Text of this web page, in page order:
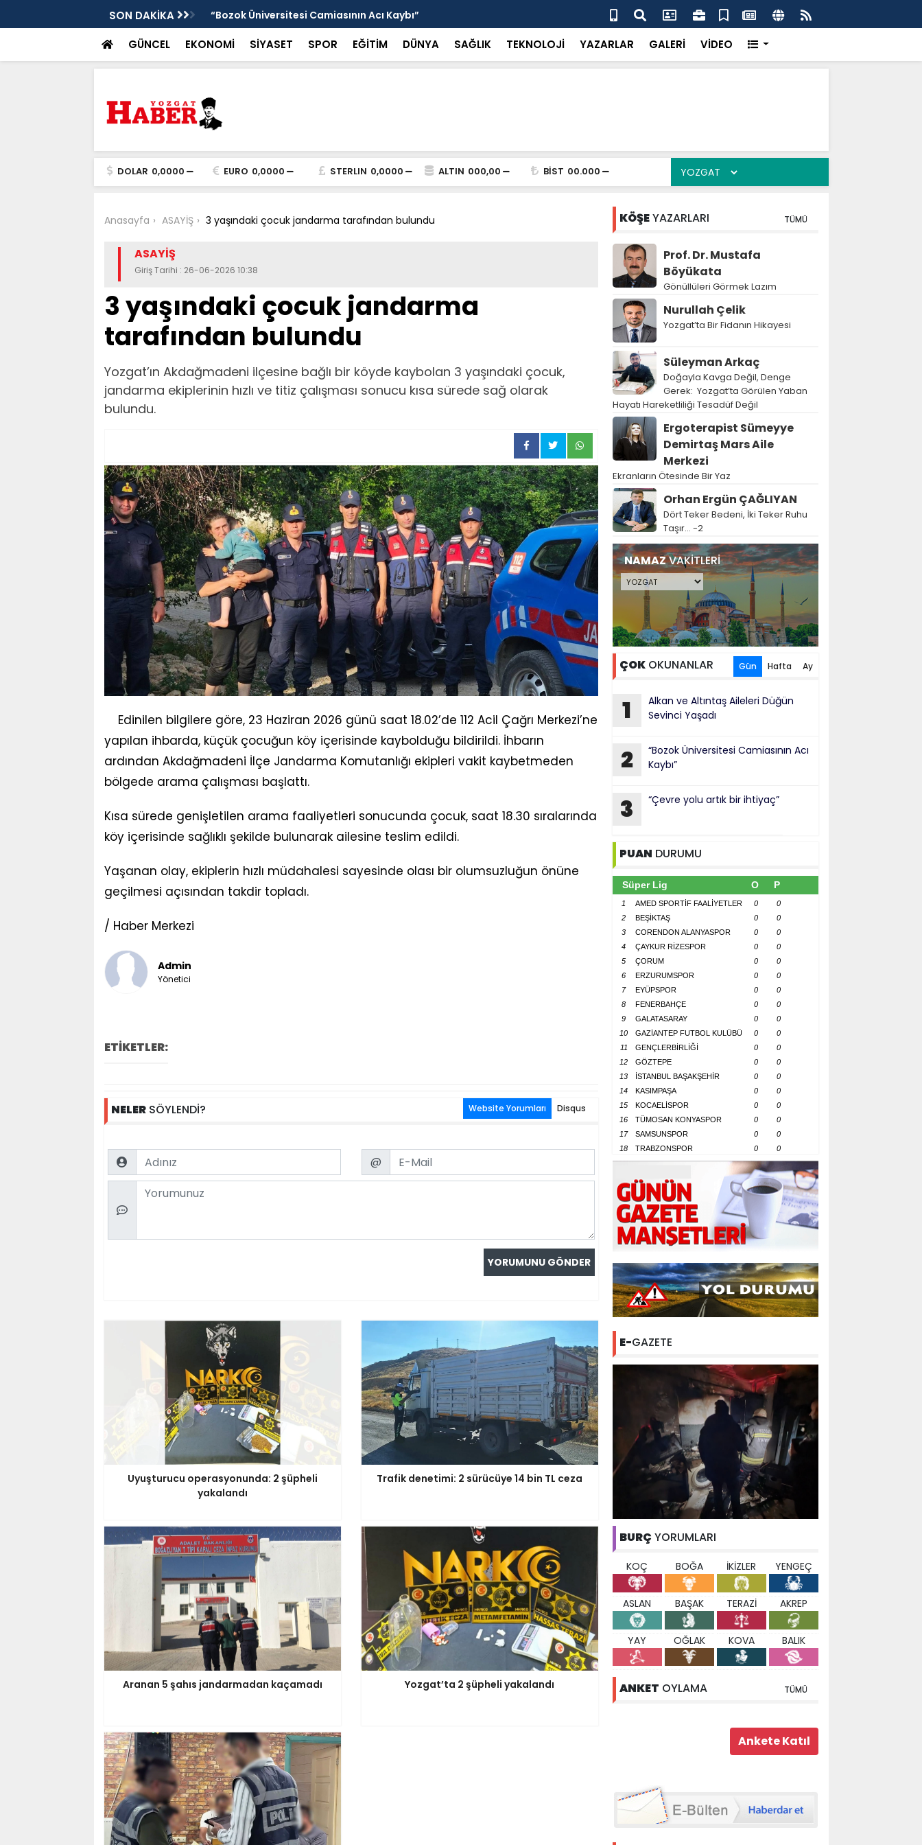
SON DAKİKA “Bozok Üniversitesi Camiasının Acı Kaybı” Alkan ve Altıntaş Aileleri Düğün Sevinci Yaşadı
GÜNCEL EKONOMİ SİYASET SPOR EĞİTİM DÜNYA SAĞLIK TEKNOLOJİ YAZARLAR GALERİ VİDEO
DOLAR 0,0000 EURO 0,0000 STERLIN 0,0000 ALTIN 000,00 BİST 00.000
Anasayfa ASAYİŞ 3 yaşındaki çocuk jandarma tarafından bulundu
ASAYİŞ
Giriş Tarihi : 26-06-2026 10:38
3 yaşındaki çocuk jandarma
tarafından bulundu
Yozgat’ın Akdağmadeni ilçesine bağlı bir köyde kaybolan 3 yaşındaki çocuk,
jandarma ekiplerinin hızlı ve titiz çalışması sonucu kısa sürede sağ olarak
bulundu.
Edinilen bilgilere göre, 23 Haziran 2026 günü saat 18.02’de 112 Acil Çağrı Merkezi’ne
yapılan ihbarda, küçük çocuğun köy içerisinde kaybolduğu bildirildi. İhbarın
ardından Akdağmadeni İlçe Jandarma Komutanlığı ekipleri vakit kaybetmeden
bölgede arama çalışması başlattı.
Kısa sürede genişletilen arama faaliyetleri sonucunda çocuk, saat 18.30 sıralarında
köy içerisinde sağlıklı şekilde bulunarak ailesine teslim edildi.
Yaşanan olay, ekiplerin hızlı müdahalesi sayesinde olası bir olumsuzluğun önüne
geçilmesi açısından takdir topladı.
/ Haber Merkezi
Admin
Yönetici
ETİKETLER:
NELERSÖYLENDİ? Website Yorumları Disqus
Name Email
@
Comment
Uyuşturucu operasyonunda: 2 şüpheli
yakalandı
Trafik denetimi: 2 sürücüye 14 bin TL ceza
Aranan 5 şahıs jandarmadan kaçamadı Yozgat’ta 2 şüpheli yakalandı
KÖŞEYAZARLARI TÜMÜ
Prof. Dr. Mustafa
Böyükata
Gönüllüleri Görmek Lazım
Nurullah Çelik
Yozgat’ta Bir Fidanın Hikayesi
Süleyman Arkaç
Doğayla Kavga Değil, Denge
Gerek: Yozgat’ta Görülen Yaban
Hayatı Hareketliliği Tesadüf Değil
Ergoterapist Sümeyye
Demirtaş Mars Aile
Merkezi
Ekranların Ötesinde Bir Yaz
Orhan Ergün ÇAĞLIYAN
Dört Teker Bedeni, İki Teker Ruhu
Taşır… -2
NAMAZVAKİTLERİ
ÇOKOKUNANLAR Gün Hafta Ay
1
Alkan ve Altıntaş Aileleri Düğün
Sevinci Yaşadı
2
“Bozok Üniversitesi Camiasının Acı
Kaybı”
3 “Çevre yolu artık bir ihtiyaç”
PUAN DURUMU
Süper Lig O P
1 AMED SPORTİF FAALİYETLER 0
0
2
BEŞİKTAŞ 0
0
3
CORENDON ALANYASPOR 0
0
4
ÇAYKUR RİZESPOR 0
0
5
ÇORUM 0
0
6
ERZURUMSPOR 0
0
7
EYÜPSPOR 0
0
8
FENERBAHÇE 0
0
9
GALATASARAY 0
0
10
GAZİANTEP FUTBOL KULÜBÜ 0
0
11
GENÇLERBİRLİĞİ 0
0
12
GÖZTEPE 0
0
13
İSTANBUL BAŞAKŞEHİR 0
0
14
KASIMPAŞA 0
0
15
KOCAELİSPOR 0
0
16
TÜMOSAN KONYASPOR 0
0
17
SAMSUNSPOR 0
0
18
TRABZONSPOR 0 0
E-GAZETE
BURÇ YORUMLARI
KOÇ BOĞA İKİZLER YENGEÇ
ASLAN BAŞAK TERAZİ AKREP
YAY OĞLAK KOVA BALIK
ANKET OYLAMA TÜMÜ